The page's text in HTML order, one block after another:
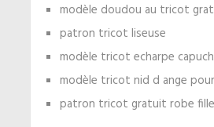
modèle doudou au tricot
patron tricot liseuse
modèle tricot echarpe
modèle tricot nid d ange
patron tricot gratuit robe fille